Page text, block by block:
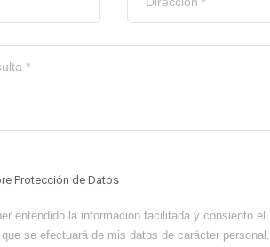
Protección de Datos
entendido la información facilitada y consiento el
se efectuará de mis datos de carácter personal.